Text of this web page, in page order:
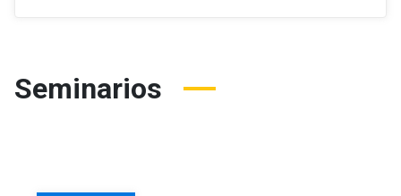
Seminarios